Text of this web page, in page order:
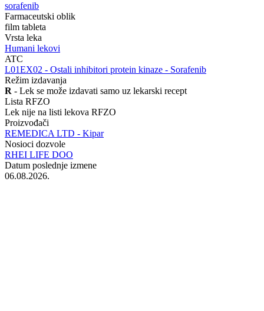
sorafenib
Farmaceutski oblik
film tableta
Vrsta leka
Humani lekovi
ATC
‍L01EX02 - Ostali inhibitori protein kinaze - Sorafenib
Režim izdavanja
R - Lek se može izdavati samo uz lekarski recept
Lista RFZO
Lek nije na listi lekova RFZO
Proizvođači
REMEDICA LTD - Kipar
Nosioci dozvole
RHEI LIFE DOO
Datum poslednje izmene
06.08.2026.